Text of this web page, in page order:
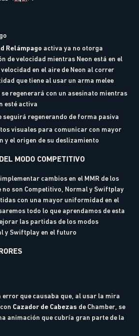
Relámpago activa ya no otorga
de velocidad mientras Neon está en el
en el aire de Neon al correr
que tiene al usar un arma melee
regenerará con un asesinato mientras
esté activa
seguirá regenerando de forma pasiva
visuales para comunicar con mayor
y el origen de su deslizamiento
MODO COMPETITIVO
cambios en el MMR de los
no son Competitivo, Normal y Swiftplay
con una mayor uniformidad en el
todo lo que aprendamos de esta
las partidas de los modos
y Swiftplay en el futuro
error que causaba que, al usar la mira
Cazador de Cabezas de Chamber, se
animación que cubría gran parte de la